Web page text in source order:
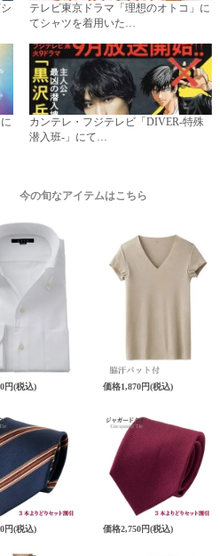
テレビ東京ドラマ「理想のオトコ」に
てシャツを着用いた…
カンテレ・フジテレビ「DIVER-特殊
潜入班-」にて…
今の旬なアイテムはこちら
円(税込) 価格1,870円(税込)
円(税込) 価格2,750円(税込)